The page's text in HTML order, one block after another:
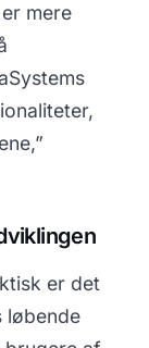
mere
er det
løbende